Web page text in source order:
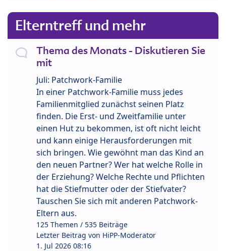
Elterntreff und mehr
Thema des Monats - Diskutieren Sie
mit
Juli: Patchwork-Familie
In einer Patchwork-Familie muss jedes
Familienmitglied zunächst seinen Platz
finden. Die Erst- und Zweitfamilie unter
einen Hut zu bekommen, ist oft nicht leicht
und kann einige Herausforderungen mit
sich bringen. Wie gewöhnt man das Kind an
den neuen Partner? Wer hat welche Rolle in
der Erziehung? Welche Rechte und Pflichten
hat die Stiefmutter oder der Stiefvater?
Tauschen Sie sich mit anderen Patchwork-
Eltern aus.
125 Themen / 535 Beiträge
Letzter Beitrag von HiPP-Moderator
1. Jul 2026 08:16